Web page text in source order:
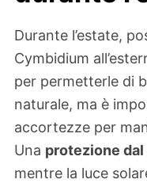
Durante l’estate,
Cymbidium
per permetterle di
naturale, ma è
accortezze per
Una protezione
mentre la luce